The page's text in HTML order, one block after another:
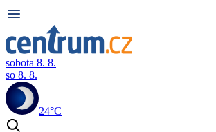
sobota 8. 8.
so 8. 8.
24°C